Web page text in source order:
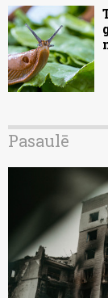
Pasaulē